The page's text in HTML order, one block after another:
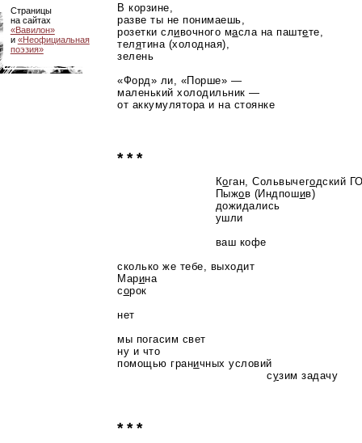
Страницы
на сайтах
«Вавилон»
и «Неофициальная
поэзия»
В корзине,
разве ты не понимаешь,
розетки сливочного масла на паштете,
телятина (холодная),
зелень
«Форд» ли, «Порше» —
маленький холодильник —
от аккумулятора и на стоянке
* * *
Коган, Сольвычегодский
Пыжов (Индпошив)
дожидались
ушли
ваш кофе
сколько же тебе, выходит
Марина
сорок
нет
мы погасим свет
ну и что
помощью граничных условий
сузим задачу
* * *